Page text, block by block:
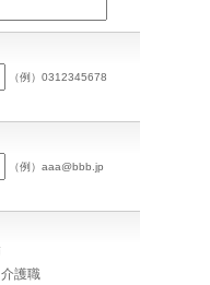
（例）0312345678
（例）aaa@bbb.jp
介護職